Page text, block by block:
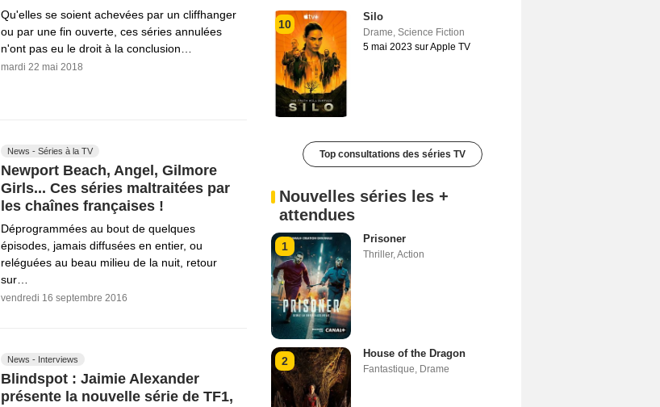
Qu'elles se soient achevées par un cliffhanger
ou par une fin ouverte, ces séries annulées
n'ont pas eu le droit à la conclusion…
mardi 22 mai 2018
News - Séries à la TV
Newport Beach, Angel, Gilmore
Girls... Ces séries maltraitées par
les chaînes françaises !
Déprogrammées au bout de quelques
épisodes, jamais diffusées en entier, ou
reléguées au beau milieu de la nuit, retour
sur…
vendredi 16 septembre 2016
News - Interviews
Blindspot : Jaimie Alexander
présente la nouvelle série de TF1,
10
Silo
Drame, Science Fiction
5 mai 2023 sur Apple TV
Top consultations des séries TV
Nouvelles séries les +
attendues
1
Prisoner
Thriller,Action
2
House of the Dragon
Fantastique, Drame